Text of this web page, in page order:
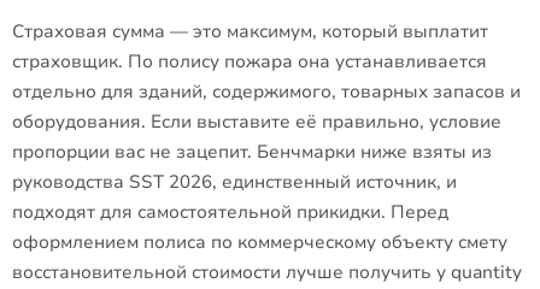
Страховая сумма — это максимум, который выплатит
страховщик. По полису пожара она устанавливается
отдельно для зданий, содержимого, товарных запасов и
оборудования. Если выставите её правильно, условие
пропорции вас не зацепит. Бенчмарки ниже взяты из
руководства SST 2026, единственный источник, и
подходят для самостоятельной прикидки. Перед
оформлением полиса по коммерческому объекту смету
восстановительной стоимости лучше получить у quantity